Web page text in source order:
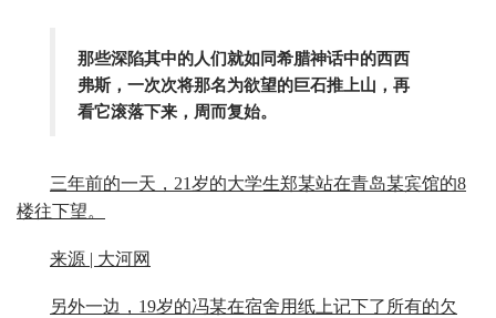
那些深陷其中的人们就如同希腊神话中的西西
弗斯，一次次将那名为欲望的巨石推上山，再
看它滚落下来，周而复始。
三年前的一天，21岁的大学生郑某站在青岛某宾馆的8
楼往下望。
来源 | 大河网
另外一边，19岁的冯某在宿舍用纸上记下了所有的欠